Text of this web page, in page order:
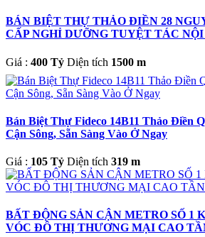
BÁN BIỆT THỰ THẢO ĐIỀN 28
CẤP NGHỈ DƯỠNG TUYỆT TÁC NỘI
Giá : 400 Tỷ Diện tích 1500 m
Bán Biệt Thự Fideco 14B11 Thảo Điền
Cận Sông, Sẵn Sàng Vào Ở Ngay
Giá : 105 Tỷ Diện tích 319 m
BẤT ĐỘNG SẢN CẬN METRO SỐ 1
VÓC ĐÔ THỊ THƯƠNG MẠI CAO